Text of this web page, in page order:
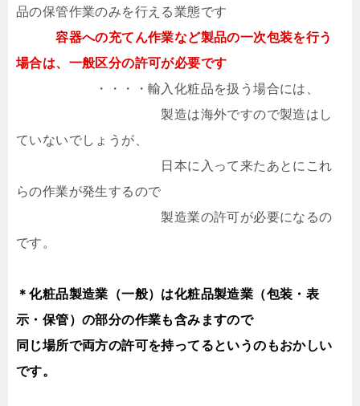
品の保管作業のみを行える業態です
容器への充てん作業など製品の一次包装を行う
場合は、一般区分の許可が必要です
・・・・輸入化粧品を扱う場合には、
製造は海外ですので製造はし
ていないでしょうが、
日本に入って来たあとにこれ
らの作業が発生するので
製造業の許可が必要になるの
です。
＊化粧品製造業（一般）は化粧品製造業（包装・表
示・保管）の部分の作業も含みますので
同じ場所で両方の許可を持ってるというのもおかしい
です。